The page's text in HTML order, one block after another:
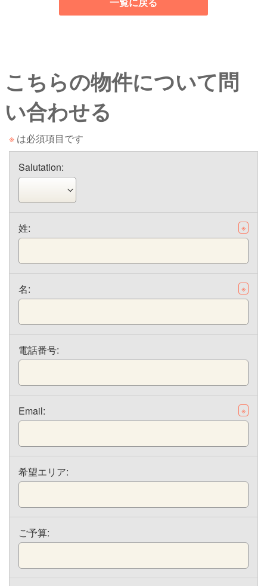
こちらの物件について問
い合わせる
※ は必須項目です
Salutation:
姓: ※
名: ※
電話番号:
Email: ※
希望エリア:
ご予算: